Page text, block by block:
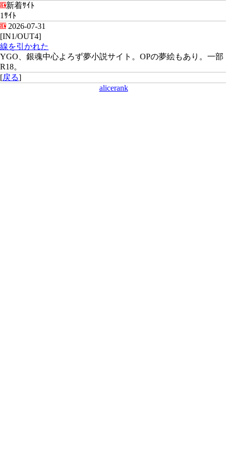
新着ｻｲﾄ
1ｻｲﾄ
2026-07-31
[IN1/OUT4]
線を引かれた
YGO、銀魂中心よろず夢小説サイト。OPの夢絵もあり。一部
R18。
[戻る]
alicerank